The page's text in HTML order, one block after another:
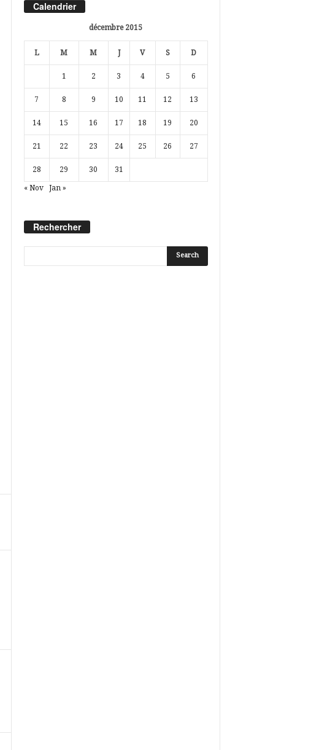
Calendrier
décembre 2015
L M M J V S D
1 2 3 4 5 6
7 8 9 10 11 12 13
14 15 16 17 18 19 20
21 22 23 24 25 26 27
28 29 30 31
« Nov Jan »
Rechercher